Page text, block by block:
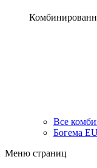
Все
Богема
Меню страниц